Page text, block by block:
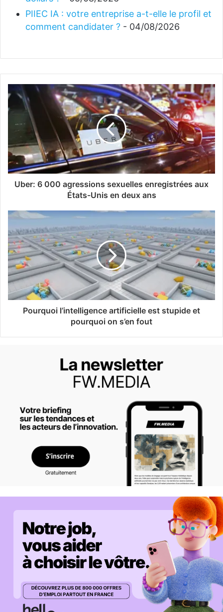
PIIEC IA : votre entreprise a-t-elle le profil et
comment candidater ? - 04/08/2026
Uber: 6 000 agressions sexuelles enregistrées aux
États-Unis en deux ans
Pourquoi l’intelligence artificielle est stupide et
pourquoi on s’en fout